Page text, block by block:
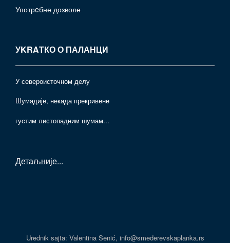
Употрeбне дозволе
УKRAТКО О ПАЛАНЦИ
У североисточном делу
Шумадије, некада прекривене
густим листопадним шумам...
Детаљније...
Urednik sajta: Valentina Senić, info@smederevskaplanka.rs